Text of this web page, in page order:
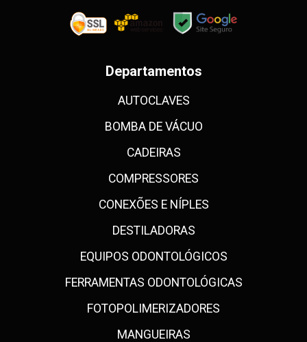
Departamentos
AUTOCLAVES
BOMBA DE VÁCUO
CADEIRAS
COMPRESSORES
CONEXÕES E NÍPLES
DESTILADORAS
EQUIPOS ODONTOLÓGICOS
FERRAMENTAS ODONTOLÓGICAS
FOTOPOLIMERIZADORES
MANGUEIRAS